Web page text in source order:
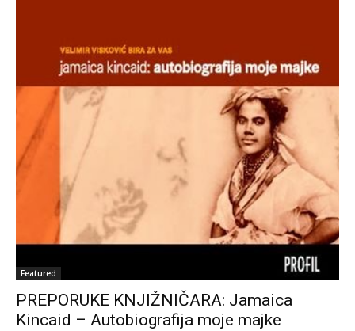
Featured
PREPORUKE KNJIŽNIČARA: Jamaica
Kincaid – Autobiografija moje majke